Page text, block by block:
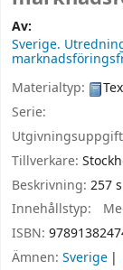
Av:
Sverige.
Materialtyp:
Serie:
Tillverkare:
Beskrivning: 257
Innehållstyp:
ISBN:
Ämnen: Sverige